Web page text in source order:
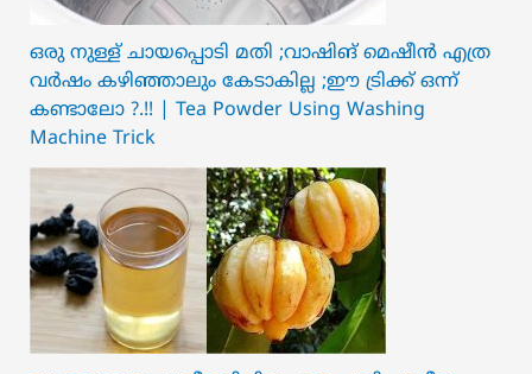
ഒരു നുള്ള് ചായപ്പൊടി മതി ;വാഷിങ് മെഷീൻ എത്ര
വർഷം കഴിഞ്ഞാലും കേടാകില്ല ;ഈ ട്രിക്ക് ഒന്ന്
കണ്ടാലോ ?.!! | Tea Powder Using Washing
Machine Trick